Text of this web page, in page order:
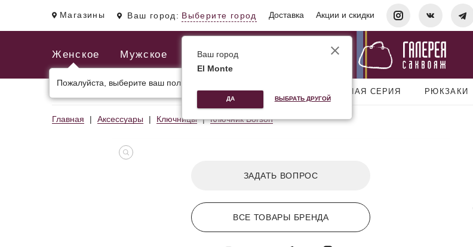
Магазины Ваш город: Выберите город Доставка Акции и скидки
Женское Мужское
Пожалуйста, выберите ваш пол.
МУЖСКИЕ И ДЕЛОВЫЕ СУМКИ ДОРОЖНАЯ СЕРИЯ РЮКЗАКИ
Главная Аксессуары Ключницы Ключник Borson
ЗАДАТЬ ВОПРОС
ВСЕ ТОВАРЫ БРЕНДА
Ваш город
El Monte
ДА ВЫБРАТЬ ДРУГОЙ